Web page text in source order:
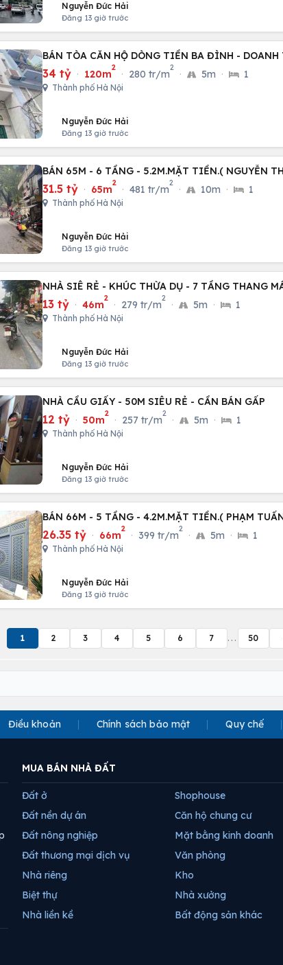
Nguyễn Đức Hải
Đăng 13 giờ trước
BÁN TÒA CĂN HỘ DÒNG TIỀN BA ĐÌNH - DOANH
34 tỷ · 120m
2
· 280 tr/m
2
· 5m · 1
Thành phố Hà Nội
Nguyễn Đức Hải
Đăng 13 giờ trước
BÁN 65M - 6 TẦNG - 5.2M.MẶT TIỀN.( NGUYỄN
31.5 tỷ · 65m
2
· 481 tr/m
2
· 10m · 1
Thành phố Hà Nội
Nguyễn Đức Hải
Đăng 13 giờ trước
NHÀ SIÊ RẺ - KHÚC THỪA DỤ - 7 TẦNG THANG
13 tỷ · 46m
2
· 279 tr/m
2
· 5m · 1
Thành phố Hà Nội
Nguyễn Đức Hải
Đăng 13 giờ trước
NHÀ CẦU GIẤY - 50M SIÊU RẺ - CẦN BÁN GẤP
12 tỷ · 50m
2
· 257 tr/m
2
· 5m · 1
Thành phố Hà Nội
Nguyễn Đức Hải
Đăng 13 giờ trước
BÁN 66M - 5 TẦNG - 4.2M.MẶT TIỀN.( PHẠM
26.35 tỷ · 66m
2
· 399 tr/m
2
· 5m · 1
Thành phố Hà Nội
Nguyễn Đức Hải
Đăng 13 giờ trước
1 2 3 4 5 6 7 ... 50
Điều khoản Chính sách bảo mật Quy chế
MUA BÁN NHÀ ĐẤT
Đất ở
Đất nền dự án
Đất nông nghiệp
Đất thương mại dịch vụ
Nhà riêng
Biệt thự
Nhà liền kề
Shophouse
Căn hộ chung cư
Mặt bằng kinh doanh
Văn phòng
Kho
Nhà xưởng
Bất động sản khác